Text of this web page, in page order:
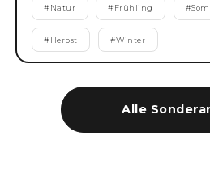
Alle
# Natur # Frühling #
# Herbst #Winter